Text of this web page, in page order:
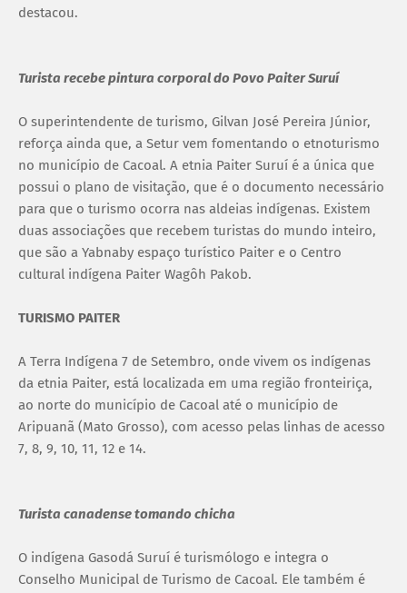
destacou.
Turista recebe pintura corporal do Povo Paiter Suruí
O superintendente de turismo, Gilvan José Pereira Júnior,
reforça ainda que, a Setur vem fomentando o etnoturismo
no município de Cacoal. A etnia Paiter Suruí é a única que
possui o plano de visitação, que é o documento necessário
para que o turismo ocorra nas aldeias indígenas. Existem
duas associações que recebem turistas do mundo inteiro,
que são a Yabnaby espaço turístico Paiter e o Centro
cultural indígena Paiter Wagôh Pakob.
TURISMO PAITER
A Terra Indígena 7 de Setembro, onde vivem os indígenas
da etnia Paiter, está localizada em uma região fronteiriça,
ao norte do município de Cacoal até o município de
Aripuanã (Mato Grosso), com acesso pelas linhas de acesso
7, 8, 9, 10, 11, 12 e 14.
Turista canadense tomando chicha
O indígena Gasodá Suruí é turismólogo e integra o
Conselho Municipal de Turismo de Cacoal. Ele também é